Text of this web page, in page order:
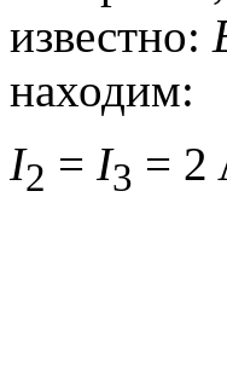
известно:
находим:
I2 = I3 = 2